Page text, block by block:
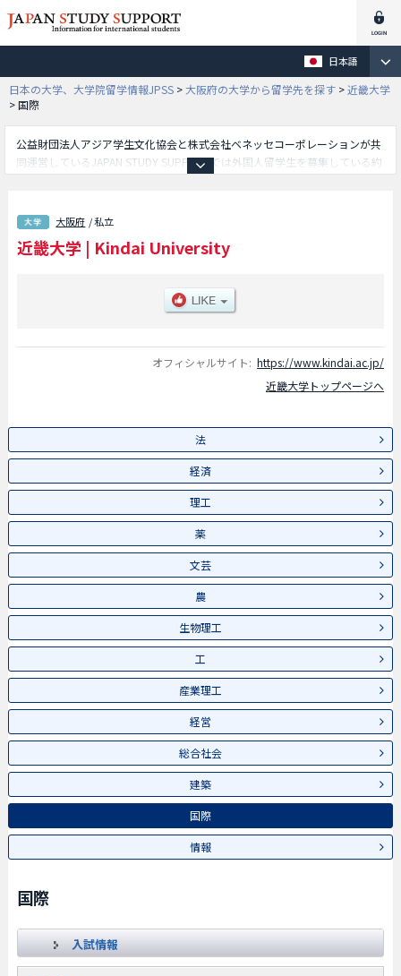
日本語
日本の大学、大学院留学情報JPSS >大阪府の大学から留学先を探す >近畿大学
>国際
公益財団法人アジア学生文化協会と株式会社ベネッセコーポレーションが共
同運営しているJAPAN STUDY SUPPORTでは外国人留学生を募集している約
理工学部や薬学部や文芸学部や農学部や生物理工学部や工学部や産業理工学
部や経営学部や総合社会学部や建築学部や国際学部や情報学部等、学部別情
報や、募集定員や合格者数など入試情報、施設案内、アクセスなど外国人留
大阪府 / 私立
近畿大学 | Kindai University
オフィシャルサイト: https://www.kindai.ac.jp/
近畿大学トップページへ
法
経済
理工
薬
文芸
農
生物理工
工
産業理工
経営
総合社会
建築
国際
情報
国際
入試情報